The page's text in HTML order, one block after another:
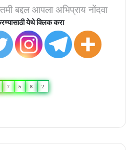
बद्दल आपला अभिप्राय नोंदवा
येथे क्लिक करा
7 5 8 2